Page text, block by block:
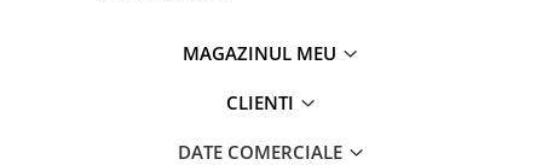
MAGAZINUL MEU
CLIENTI
DATE COMERCIALE